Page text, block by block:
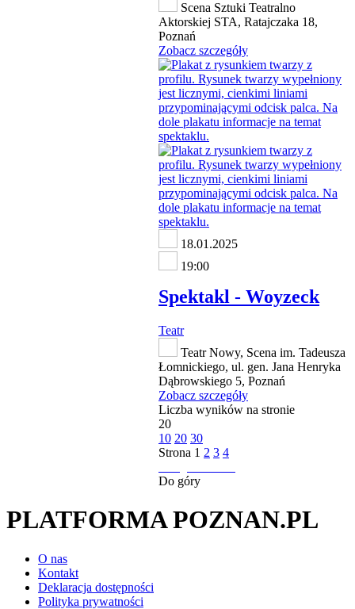
Scena Sztuki Teatralno
Aktorskiej STA, Ratajczaka 18,
Poznań
Zobacz szczegóły
18.01.2025
19:00
Spektakl - Woyzeck
Teatr
Teatr Nowy, Scena im. Tadeusza
Łomnickiego, ul. gen. Jana Henryka
Dąbrowskiego 5, Poznań
Zobacz szczegóły
Liczba wyników na stronie
20
10 20 30
Strona 1 2 3 4
Do góry
PLATFORMA POZNAN.PL
O nas
Kontakt
Deklaracja dostępności
Polityka prywatności